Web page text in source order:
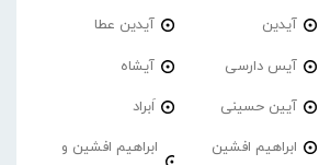
آیدین آیدین عطا
آیس دارسی آیشاه
آیین حسینی اَبراد
ابراهیم افشین
ابراهیم افشین و